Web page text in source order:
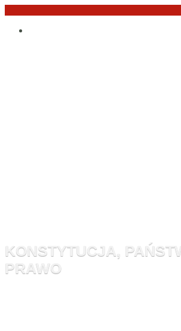
Przejdź
KONSTYTUCJA,
PRAWO